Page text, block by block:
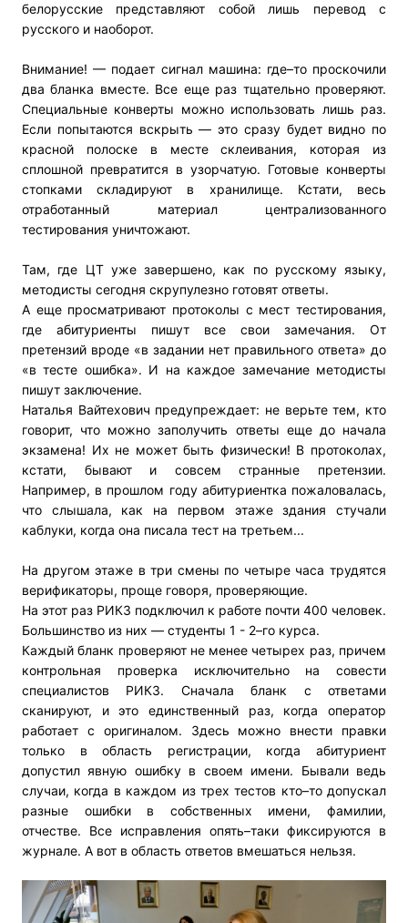
белорусские представляют собой лишь перевод с
русского и наоборот.
Внимание! — подает сигнал машина: где–то проскочили
два бланка вместе. Все еще раз тщательно проверяют.
Специальные конверты можно использовать лишь раз.
Если попытаются вскрыть — это сразу будет видно по
красной полоске в месте склеивания, которая из
сплошной превратится в узорчатую. Готовые конверты
стопками складируют в хранилище. Кстати, весь
отработанный материал централизованного
тестирования уничтожают.
Там, где ЦТ уже завершено, как по русскому языку,
методисты сегодня скрупулезно готовят ответы.
А еще просматривают протоколы с мест тестирования,
где абитуриенты пишут все свои замечания. От
претензий вроде «в задании нет правильного ответа» до
«в тесте ошибка». И на каждое замечание методисты
пишут заключение.
Наталья Вайтехович предупреждает: не верьте тем, кто
говорит, что можно заполучить ответы еще до начала
экзамена! Их не может быть физически! В протоколах,
кстати, бывают и совсем странные претензии.
Например, в прошлом году абитуриентка пожаловалась,
что слышала, как на первом этаже здания стучали
каблуки, когда она писала тест на третьем...
На другом этаже в три смены по четыре часа трудятся
верификаторы, проще говоря, проверяющие.
На этот раз РИКЗ подключил к работе почти 400 человек.
Большинство из них — студенты 1 - 2–го курса.
Каждый бланк проверяют не менее четырех раз, причем
контрольная проверка исключительно на совести
специалистов РИКЗ. Сначала бланк с ответами
сканируют, и это единственный раз, когда оператор
работает с оригиналом. Здесь можно внести правки
только в область регистрации, когда абитуриент
допустил явную ошибку в своем имени. Бывали ведь
случаи, когда в каждом из трех тестов кто–то допускал
разные ошибки в собственных имени, фамилии,
отчестве. Все исправления опять–таки фиксируются в
журнале. А вот в область ответов вмешаться нельзя.